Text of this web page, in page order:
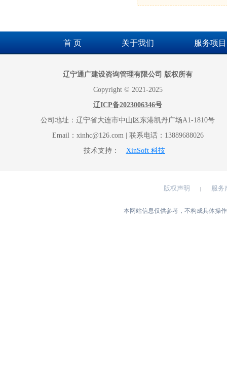
首 页 关于我们 服务项目
辽宁通广建设咨询管理有限公司 版权所有
Copyright © 2021-2025
辽ICP备2023006346号
公司地址：辽宁省大连市中山区东港凯丹广场A1-1810号
Email：xinhc@126.com | 联系电话：13889688026
技术支持：
XinSoft 科技
版权声明 | 服务
本网站信息仅供参考，不构成具体操